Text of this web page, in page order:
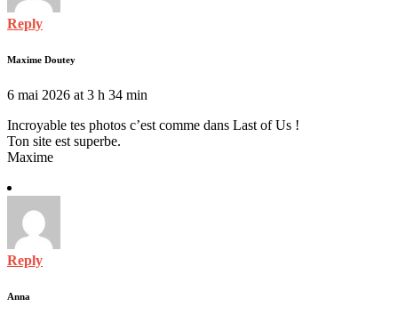
Reply
Maxime Doutey
6 mai 2026 at 3 h 34 min
Incroyable tes photos c’est comme dans Last of Us !
Ton site est superbe.
Maxime
Reply
Anna